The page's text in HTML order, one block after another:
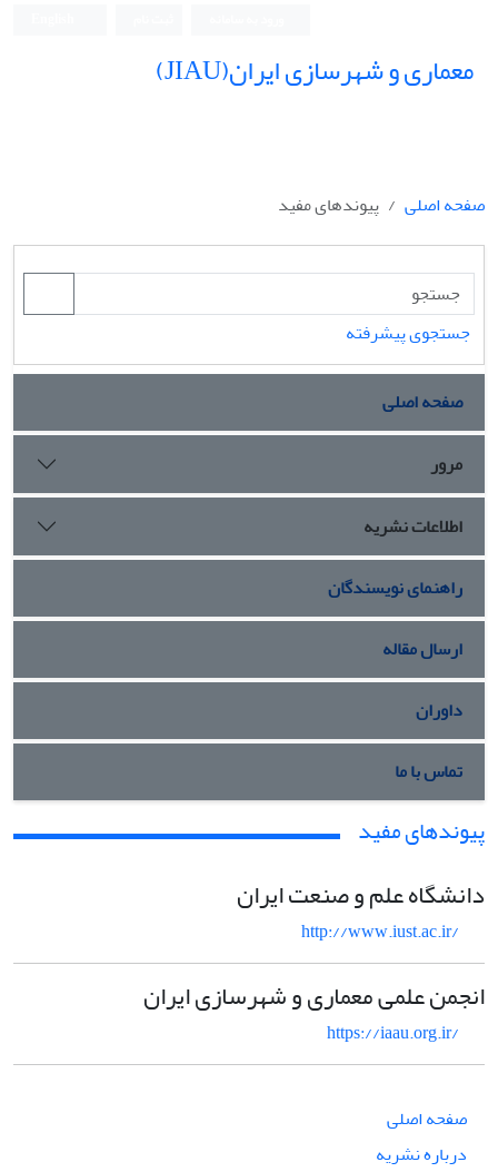
معماری و شهرسازی ایران(JIAU)
صفحه اصلی پیوندهای مفید
جستجوی پیشرفته
صفحه اصلی
مرور
اطلاعات نشریه
راهنمای نویسندگان
ارسال مقاله
داوران
تماس با ما
پیوندهای مفید
دانشگاه علم و صنعت ایران
http://www.iust.ac.ir/
انجمن علمی معماری و شهرسازی ایران
https://iaau.org.ir/
صفحه اصلی
درباره نشریه